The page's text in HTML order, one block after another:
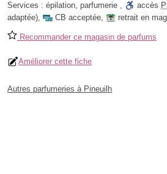
Services : épilation, parfumerie , accès
adaptée), CB acceptée, retrait en
Recommander ce magasin de parfums
Améliorer cette fiche
Autres parfumeries à Pineuilh